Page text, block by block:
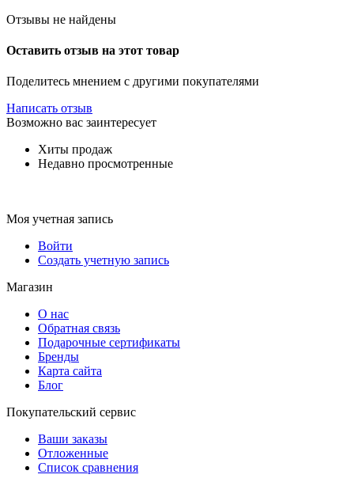
Отзывы не найдены
Оставить отзыв на этот товар
Поделитесь мнением с другими покупателями
Написать отзыв
Возможно вас заинтересует
Хиты продаж
Недавно просмотренные
Моя учетная запись
Войти
Создать учетную запись
Магазин
О нас
Обратная связь
Подарочные сертификаты
Бренды
Карта сайта
Блог
Покупательский сервис
Ваши заказы
Отложенные
Список сравнения